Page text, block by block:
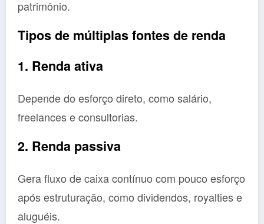
patrimônio.
Tipos de múltiplas fontes de renda
1. Renda ativa
Depende do esforço direto, como salário,
freelances e consultorias.
2. Renda passiva
Gera fluxo de caixa contínuo com pouco esforço
após estruturação, como dividendos, royalties e
aluguéis.